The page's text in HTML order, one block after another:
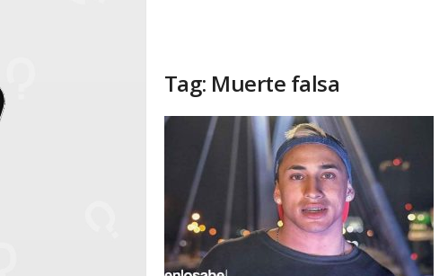
Tag: Muerte falsa